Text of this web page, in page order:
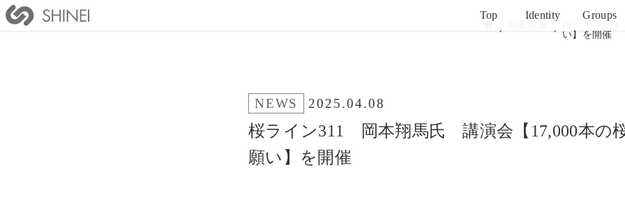
Top Identity Groups
桜ライン
い】を開催
NEWS 2025.04.08
桜ライン311 岡本翔馬氏 講演会【17,000本の
願い】を開催